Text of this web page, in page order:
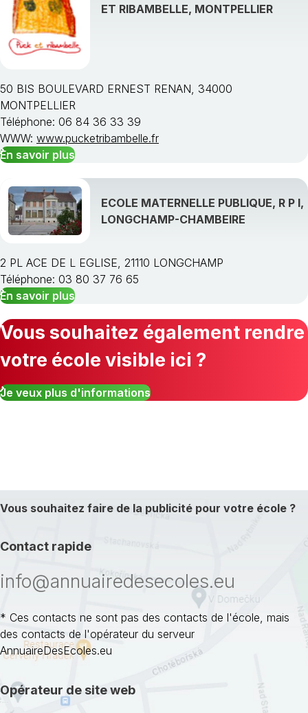
ET RIBAMBELLE, MONTPELLIER
50 BIS BOULEVARD ERNEST RENAN, 34000
MONTPELLIER
Téléphone: 06 84 36 33 39
WWW: www.pucketribambelle.fr
En savoir plus
ECOLE MATERNELLE PUBLIQUE, R P I,
LONGCHAMP-CHAMBEIRE
2 PL ACE DE L EGLISE, 21110 LONGCHAMP
Téléphone: 03 80 37 76 65
En savoir plus
Vous souhaitez également rendre
votre école visible ici ?
Je veux plus d'informations
Vous souhaitez faire de la publicité pour votre école ?
Contact rapide
info@annuairedesecoles.eu
* Ces contacts ne sont pas des contacts de l'école, mais
des contacts de l'opérateur du serveur
AnnuaireDesEcoles.eu
Opérateur de site web